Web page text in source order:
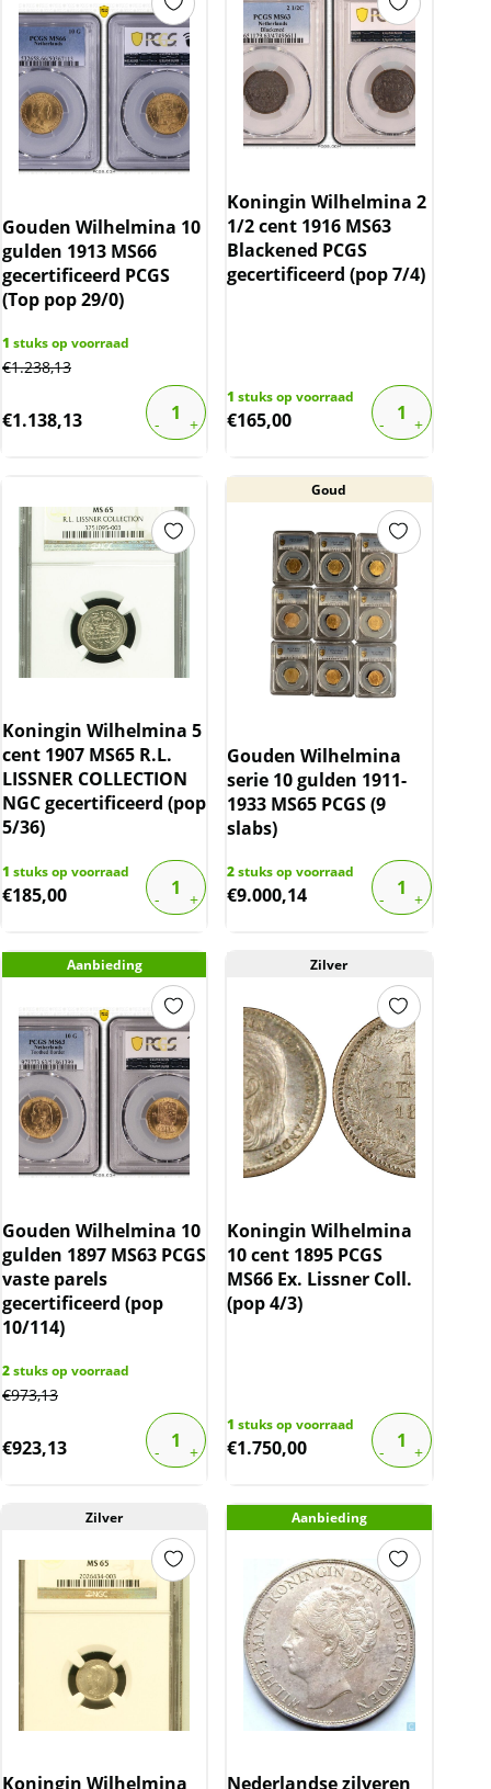
Gouden Wilhelmina 10
gulden 1913 MS66
gecertificeerd PCGS
(Top pop 29/0)
1 stuks op voorraad
€1.238,13
€1.138,13
Koningin Wilhelmina 2
1/2 cent 1916 MS63
Blackened PCGS
gecertificeerd (pop 7/4)
1 stuks op voorraad
€165,00
Koningin Wilhelmina 5
cent 1907 MS65 R.L.
LISSNER COLLECTION
NGC gecertificeerd (pop
5/36)
1 stuks op voorraad
€185,00
Goud
Gouden Wilhelmina
serie 10 gulden 1911-
1933 MS65 PCGS (9
slabs)
2stuks op voorraad
€9.000,14
Aanbieding
Gouden Wilhelmina 10
gulden 1897 MS63 PCGS
vaste parels
gecertificeerd (pop
10/114)
2stuks op voorraad
€973,13
€923,13
Zilver
Koningin Wilhelmina
10 cent 1895 PCGS
MS66 Ex. Lissner Coll.
(pop 4/3)
1 stuks op voorraad
€1.750,00
Zilver
Koningin Wilhelmina
Aanbieding
Nederlandse zilveren